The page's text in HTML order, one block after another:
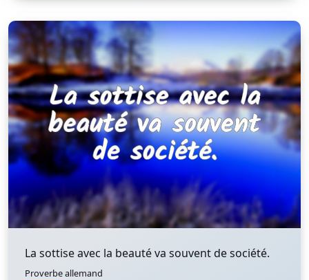
La sottise avec la beauté va souvent de société.
Proverbe allemand